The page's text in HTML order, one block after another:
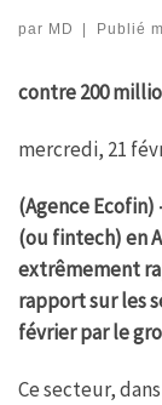
par MD Publié
contre 200
mercredi, 21
(Agence
(ou fintech) en
extrêmement
rapport sur les
février par le
Ce secteur,